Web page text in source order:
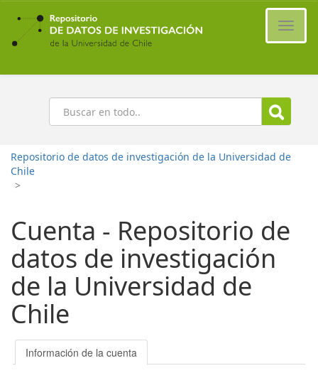
Ir
contenido
principal
Buscar
Repositorio de datos de investigación de la Universidad de
Chile
>
Cuenta - Repositorio de
datos de investigación
de la Universidad de
Chile
Información de la cuenta